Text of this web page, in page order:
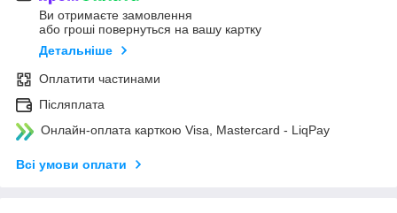
Ви отримаєте замовлення
або гроші повернуться на вашу картку
Детальніше
Оплатити частинами
Післяплата
Онлайн-оплата карткою Visa, Mastercard - LiqPay
Всі умови оплати